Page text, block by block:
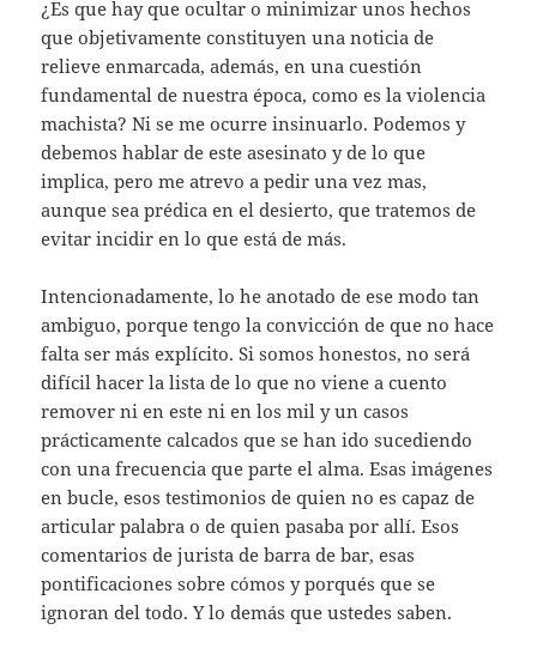
¿Es que hay que ocultar o minimizar unos hechos
que objetivamente constituyen una noticia de
relieve enmarcada, además, en una cuestión
fundamental de nuestra época, como es la violencia
machista? Ni se me ocurre insinuarlo. Podemos y
debemos hablar de este asesinato y de lo que
implica, pero me atrevo a pedir una vez mas,
aunque sea prédica en el desierto, que tratemos de
evitar incidir en lo que está de más.
Intencionadamente, lo he anotado de ese modo tan
ambiguo, porque tengo la convicción de que no hace
falta ser más explícito. Si somos honestos, no será
difícil hacer la lista de lo que no viene a cuento
remover ni en este ni en los mil y un casos
prácticamente calcados que se han ido sucediendo
con una frecuencia que parte el alma. Esas imágenes
en bucle, esos testimonios de quien no es capaz de
articular palabra o de quien pasaba por allí. Esos
comentarios de jurista de barra de bar, esas
pontificaciones sobre cómos y porqués que se
ignoran del todo. Y lo demás que ustedes saben.